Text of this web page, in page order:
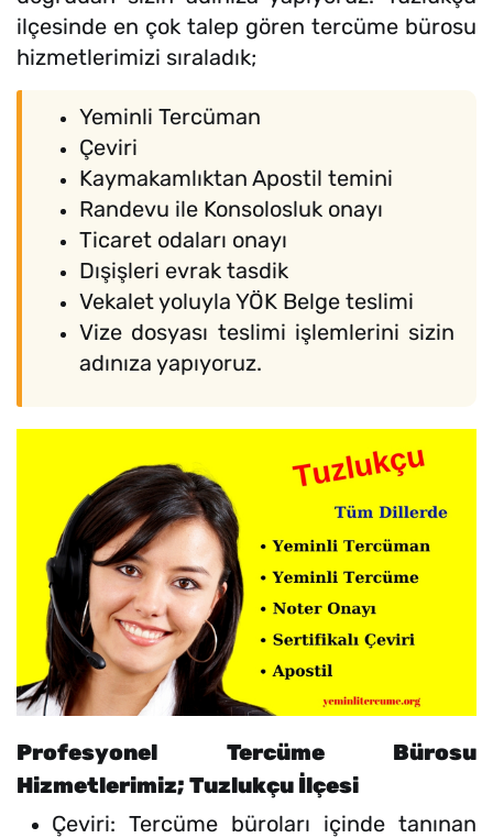
ilçesinde en çok talep gören tercüme bürosu
hizmetlerimizi sıraladık;
Yeminli Tercüman
Çeviri
Kaymakamlıktan Apostil temini
Randevu ile Konsolosluk onayı
Ticaret odaları onayı
Dışişleri evrak tasdik
Vekalet yoluyla YÖK Belge teslimi
Vize dosyası teslimi işlemlerini sizin
adınıza yapıyoruz.
Profesyonel Tercüme Bürosu
Hizmetlerimiz; Tuzlukçu İlçesi
Çeviri: Tercüme büroları içinde tanınan